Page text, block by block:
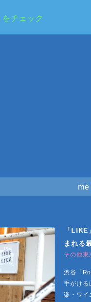
をチェック
me
「
まれる
その他東
渋谷「
手がける
楽・ワイ